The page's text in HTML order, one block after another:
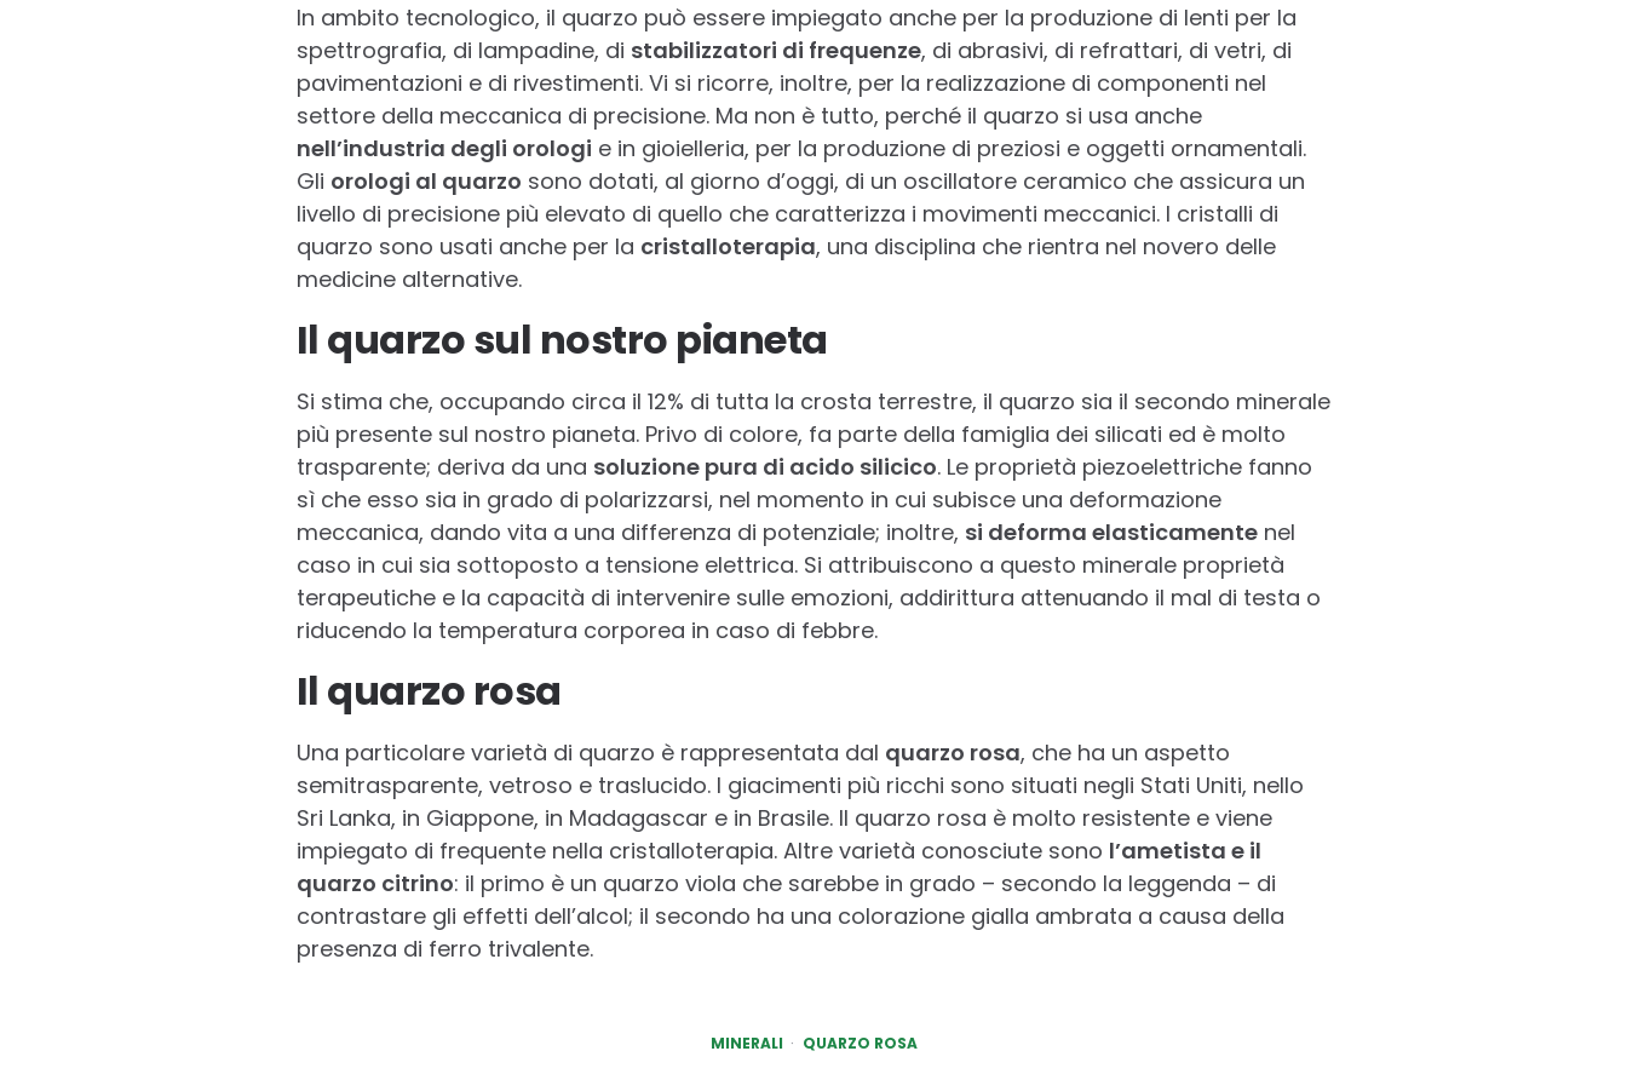
In ambito tecnologico, il quarzo può essere impiegato anche per la produzione di lenti per la
spettrografia, di lampadine, di stabilizzatori di frequenze, di abrasivi, di refrattari, di vetri, di
pavimentazioni e di rivestimenti. Vi si ricorre, inoltre, per la realizzazione di componenti nel
settore della meccanica di precisione. Ma non è tutto, perché il quarzo si usa anche
nell’industria degli orologi e in gioielleria, per la produzione di preziosi e oggetti ornamentali.
Gli orologi al quarzo sono dotati, al giorno d’oggi, di un oscillatore ceramico che assicura un
livello di precisione più elevato di quello che caratterizza i movimenti meccanici. I cristalli di
quarzo sono usati anche per la cristalloterapia, una disciplina che rientra nel novero delle
medicine alternative.
Il quarzo sul nostro pianeta
Si stima che, occupando circa il 12% di tutta la crosta terrestre, il quarzo sia il secondo minerale
più presente sul nostro pianeta. Privo di colore, fa parte della famiglia dei silicati ed è molto
trasparente; deriva da una soluzione pura di acido silicico. Le proprietà piezoelettriche fanno
sì che esso sia in grado di polarizzarsi, nel momento in cui subisce una deformazione
meccanica, dando vita a una differenza di potenziale; inoltre, si deforma elasticamentenel
caso in cui sia sottoposto a tensione elettrica. Si attribuiscono a questo minerale proprietà
terapeutiche e la capacità di intervenire sulle emozioni, addirittura attenuando il mal di testa o
riducendo la temperatura corporea in caso di febbre.
Il quarzo rosa
Una particolare varietà di quarzo è rappresentata dal quarzo rosa, che ha un aspetto
semitrasparente, vetroso e traslucido. I giacimenti più ricchi sono situati negli Stati Uniti, nello
Sri Lanka, in Giappone, in Madagascar e in Brasile. Il quarzo rosa è molto resistente e viene
impiegato di frequente nella cristalloterapia. Altre varietà conosciute sono l’ametista e il
quarzo citrino: il primo è un quarzo viola che sarebbe in grado – secondo la leggenda – di
contrastare gli effetti dell’alcol; il secondo ha una colorazione gialla ambrata a causa della
presenza di ferro trivalente.
MINERALI QUARZO ROSA